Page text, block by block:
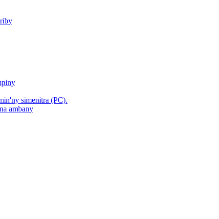
simenitra (PC).
ambany